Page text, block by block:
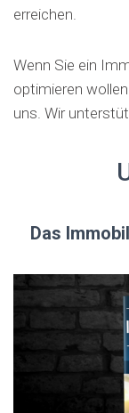
erreichen.
Wenn Sie ein
optimieren
uns. Wir
Das